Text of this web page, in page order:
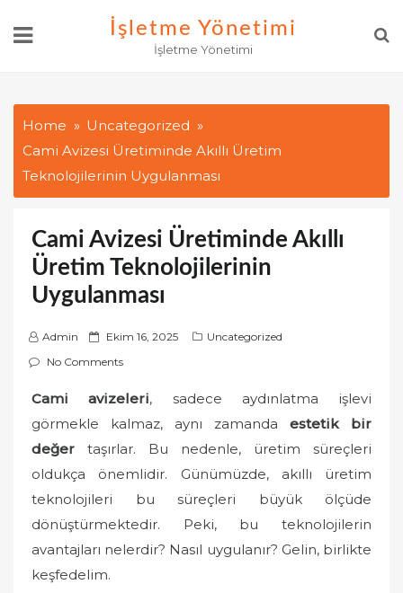
İşletme Yönetimi
İşletme Yönetimi
Home
Uncategorized
Cami Avizesi Üretiminde Akıllı Üretim
Teknolojilerinin Uygulanması
Cami Avizesi Üretiminde Akıllı
Üretim Teknolojilerinin
Uygulanması
Admin
P
o
t
d
Ekim 16, 2025
Uncategorized
No Comments
Cami avizeleri, sadece aydınlatma işlevi
görmekle kalmaz, aynı zamanda estetik bir
değer taşırlar. Bu nedenle, üretim süreçleri
oldukça önemlidir. Günümüzde, akıllı üretim
teknolojileri bu süreçleri büyük ölçüde
dönüştürmektedir. Peki, bu teknolojilerin
avantajları nelerdir? Nasıl uygulanır? Gelin, birlikte
keşfedelim.